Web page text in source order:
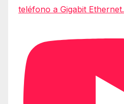
teléfono a Gigabit Ethernet.